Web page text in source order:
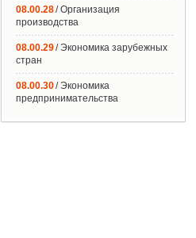
08.00.28/ Организация
производства
08.00.29/ Экономика зарубежных
стран
08.00.30/ Экономика
предпринимательства